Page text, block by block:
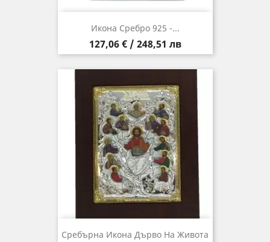
Икона Сребро 925 -...
Цена
127,06 € / 248,51 лв
Сребърна Икона Дърво На Живота